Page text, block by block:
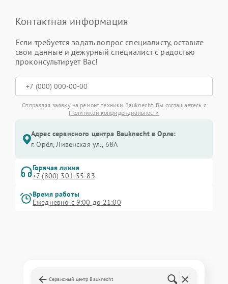
Контактная информация
Если требуется задать вопрос специалисту, оставьте
свои данные и дежурный специалист с радостью
проконсультирует Вас!
Отправляя заявку на ремонт техники Bauknecht, Вы соглашаетесь с
Политикой конфиденциальности
Адрес сервисного центра Bauknecht в Орле:
г. Орёл, Ливенская ул., 68А
Горячая линия
+7 (800) 301-55-83
Время работы
Ежедневно с 9:00 до 21:00
Сервисный центр Bauknecht